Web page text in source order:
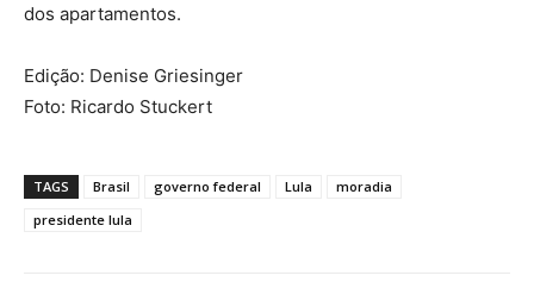
dos apartamentos.
Edição: Denise Griesinger
Foto: Ricardo Stuckert
TAGS Brasil governo federal Lula
moradia
presidente lula